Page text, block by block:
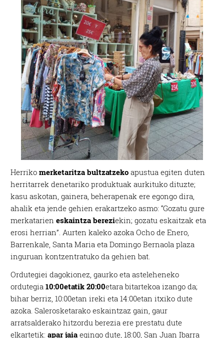
Herrikomerketaritza bultzatzeko apustua egiten duten
herritarrek denetariko produktuak aurkituko dituzte;
kasu askotan, gainera, beherapenak ere egongo dira,
ahalik eta jende gehien erakartzeko asmo: “Gozatu gure
merkatarieneskaintza bereziekin; gozatu eskaitzak eta
erosi herrian”. Aurten kaleko azoka Ocho de Enero,
Barrenkale, Santa Maria eta Domingo Bernaola plaza
inguruan kontzentratuko da gehien bat.
Ordutegiei dagokionez, gaurko eta asteleheneko
ordutegia 10:00etatik 20:00etara bitartekoa izango da;
bihar berriz, 10:00etan ireki eta 14:00etan itxiko dute
azoka. Salerosketarako eskaintzaz gain, gaur
arratsalderako hitzordu berezia ere prestatu dute
elkartetik: apar jaia egingo dute, 18:00, San Juan Ibarra